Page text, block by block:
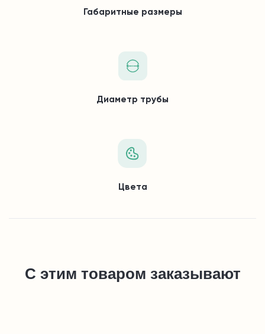
Габаритные размеры
Диаметр трубы
Цвета
С этим товаром заказывают